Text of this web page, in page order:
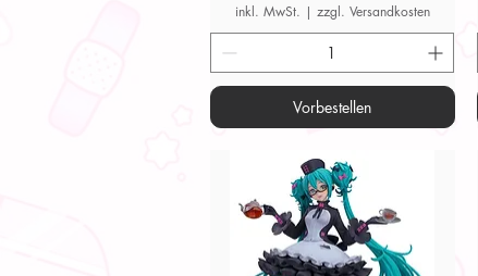
inkl. MwSt. | zzgl. Versandkosten
Vorbestellen